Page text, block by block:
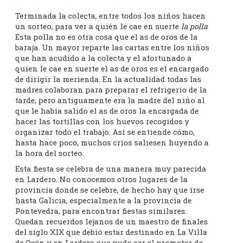
Terminada la colecta, entre todos los niños hacen
un sorteo, para ver a quién le cae en suerte la polla.
Esta polla no es otra cosa que el as de oros de la
baraja. Un mayor reparte las cartas entre los niños
que han acudido a la colecta y el afortunado a
quien le cae en suerte el as de oros es el encargado
de dirigir la merienda. En la actualidad todas las
madres colaboran para preparar el refrigerio de la
tarde, pero antiguamente era la madre del niño al
que le había salido el as de oros la encargada de
hacer las tortillas con los huevos recogidos y
organizar todo el trabajo. Así se entiende cómo,
hasta hace poco, muchos críos saliesen huyendo a
la hora del sorteo.
Esta fiesta se celebra de una manera muy parecida
en Lardero. No conocemos otros lugares de la
provincia donde se celebre, de hecho hay que irse
hasta Galicia, especialmente a la provincia de
Pontevedra, para encontrar fiestas similares.
Quedan recuerdos lejanos de un maestro de finales
del siglo XIX que debió estar destinado en La Villa